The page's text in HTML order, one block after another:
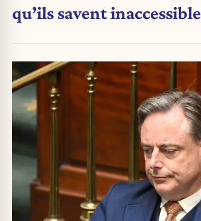
qu’ils savent inaccessible